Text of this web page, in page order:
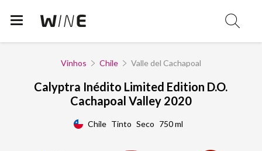
Vinhos Chile Valle del Cachapoal
Calyptra Inédito Limited Edition D.O.
Cachapoal Valley 2020
Chile Tinto Seco 750 ml